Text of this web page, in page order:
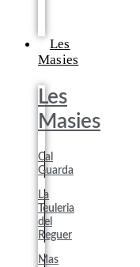
Les
Masies
Les
Masies
Cal
Guarda
La
Teuleria
del
Reguer
Mas